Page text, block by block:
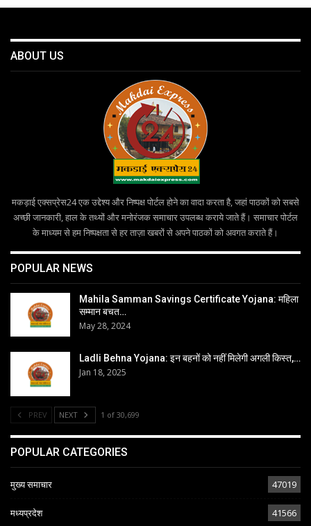
ABOUT US
मकड़ाई एक्सप्रेस24 एक उद्देश्य और निष्पक्ष पोर्टल होने का वादा करता है, जहां पाठकों को सबसे
अच्छी जानकारी, हाल के तथ्यों और मनोरंजक समाचार उपलब्ध कराये जाते हैं। समाचार पोर्टल
के माध्यम से हम निष्पक्षता से हर ताज़ा खबरों से अपने पाठकों को अवगत कराते हैं।
POPULAR NEWS
Mahila Samman Savings Certificate Yojana: महिला
सम्मान बचत…
May 28, 2024
Ladli Behna Yojana: इन बहनों को नहीं मिलेगी अगली किस्त,…
Jan 18, 2025
PREV NEXT 1 of 30,699
POPULAR CATEGORIES
मुख्य समाचार 47019
मध्यप्रदेश 41566